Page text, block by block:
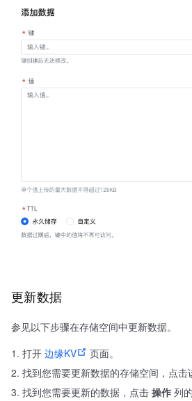
更新数据
参见以下步骤在存储空间中更新数据。
打开 边缘KV
页面。
找到您需要更新数据的存储空间，点击
找到您需要更新的数据，点击 操作 列的